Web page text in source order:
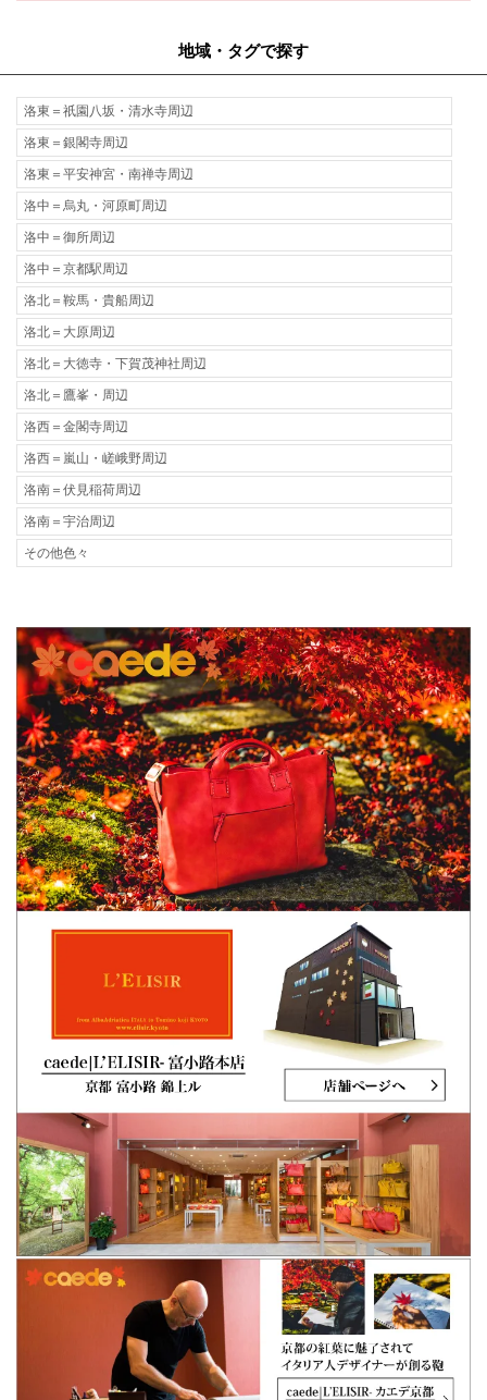
地域・タグで探す
洛東＝祇園八坂・清水寺周辺
洛東＝銀閣寺周辺
洛東＝平安神宮・南禅寺周辺
洛中＝烏丸・河原町周辺
洛中＝御所周辺
洛中＝京都駅周辺
洛北＝鞍馬・貴船周辺
洛北＝大原周辺
洛北＝大徳寺・下賀茂神社周辺
洛北＝鷹峯・周辺
洛西＝金閣寺周辺
洛西＝嵐山・嵯峨野周辺
洛南＝伏見稲荷周辺
洛南＝宇治周辺
その他色々